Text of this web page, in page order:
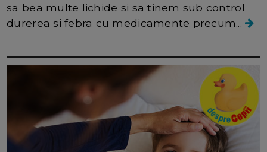
sa bea multe lichide si sa tinem sub control
durerea si febra cu ​​medicamente precum...